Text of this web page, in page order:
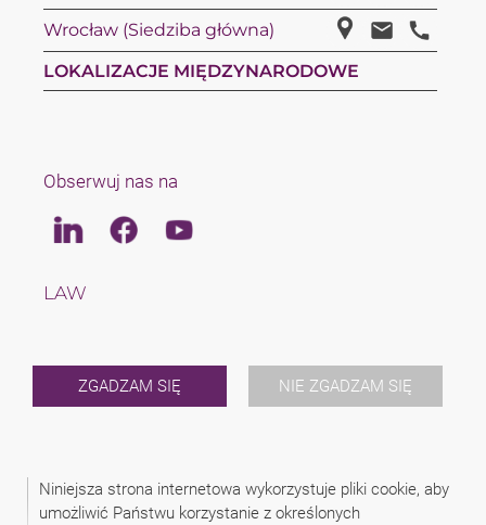
Niniejsza strona internetowa wykorzystuje pliki cookie, aby
umożliwić Państwu korzystanie z określonych
ZGADZAM SIĘ NIE ZGADZAM SIĘ
Wrocław (Siedziba główna)
LOKALIZACJE MIĘDZYNARODOWE
Obserwuj nas na
LinkedinFacebookYoutube
LAW
KARIERA
O NAS
INTERNATIONAL